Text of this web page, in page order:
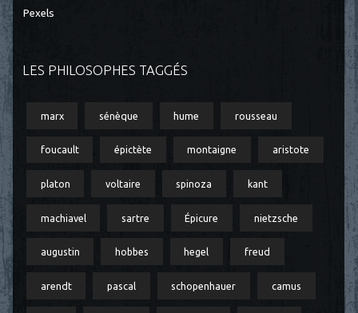
Pexels
LES PHILOSOPHES TAGGÉS
marx sénèque hume rousseau
foucault épictète montaigne aristote
platon voltaire spinoza kant
machiavel sartre Épicure nietzsche
augustin hobbes hegel freud
arendt pascal schopenhauer camus